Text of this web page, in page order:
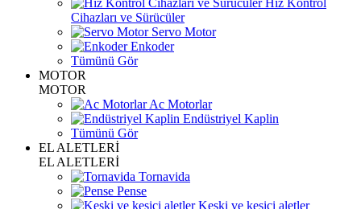
Hız Kontrol
Cihazları ve Sürücüler
Servo Motor
Enkoder
Tümünü Gör
MOTOR
MOTOR
Ac Motorlar
Endüstriyel Kaplin
Tümünü Gör
EL ALETLERİ
EL ALETLERİ
Tornavida
Pense
Keski ve kesici aletler